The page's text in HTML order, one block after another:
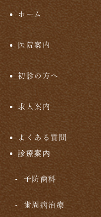
ホーム
医院案内
初診の方へ
求人案内
よくある質問
診療案内
予防歯科
歯周病治療